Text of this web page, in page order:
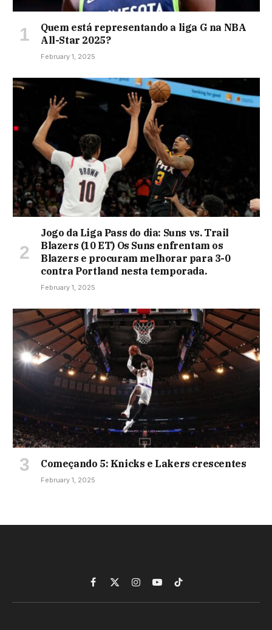
Quem está representando a liga G na NBA
All-Star 2025?
February 1, 2025
Jogo da Liga Pass do dia: Suns vs. Trail
Blazers (10 ET) Os Suns enfrentam os
Blazers e procuram melhorar para 3-0
contra Portland nesta temporada.
February 1, 2025
Começando 5: Knicks e Lakers crescentes
February 1, 2025
Facebook
X
(Twitter)
InstagramYouTubeTikTok